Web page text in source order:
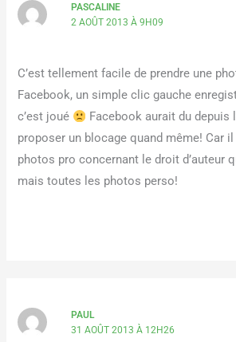
PASCALINE
2 AOÛT 2013 À 9H09
C’est tellement facile de prendre une
Facebook, un simple clic gauche
c’est joué
Facebook aurait du depuis
proposer un blocage quand même! Car il
photos pro concernant le droit d’auteur
mais toutes les photos perso!
PAUL
31 AOÛT 2013 À 12H26